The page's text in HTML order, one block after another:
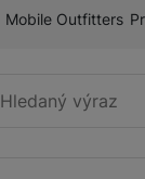
Mobile Outfitters